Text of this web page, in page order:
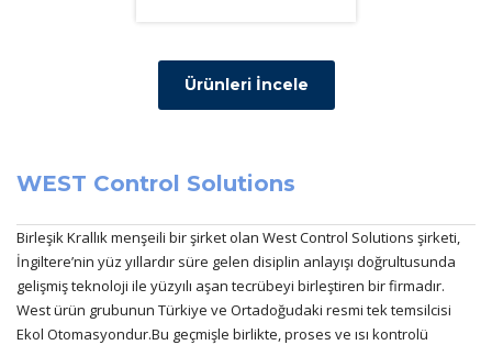
Ürünleri İncele
WEST Control Solutions
Birleşik Krallık menşeili bir şirket olan West Control Solutions şirketi,
İngiltere’nin yüz yıllardır süre gelen disiplin anlayışı doğrultusunda
gelişmiş teknoloji ile yüzyılı aşan tecrübeyi birleştiren bir firmadır.
West ürün grubunun Türkiye ve Ortadoğudaki resmi tek temsilcisi
Ekol Otomasyondur.Bu geçmişle birlikte, proses ve ısı kontrolü